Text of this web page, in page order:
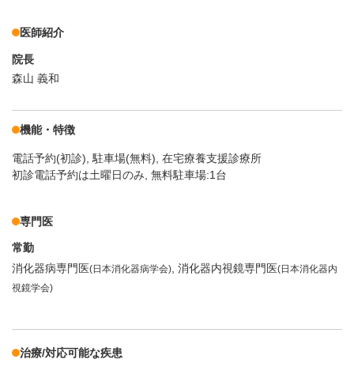
医師紹介
院長
森山 義和
機能・特徴
電話予約(初診) 駐車場(無料) 在宅療養支援診療所
初診電話予約は土曜日のみ, 無料駐車場:1台
専門医
常勤
消化器病専門医(日本消化器病学会) 消化器内視鏡専門医(日本消化器内
視鏡学会)
治療/対応可能な疾患